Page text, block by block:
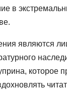
в
являются
которое